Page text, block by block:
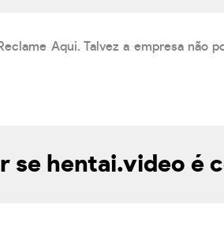
Aqui. Talvez a empresa não
se hentai.video é